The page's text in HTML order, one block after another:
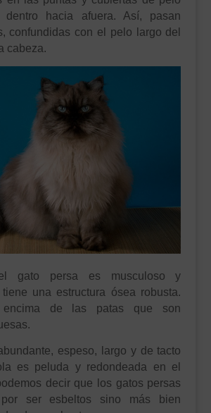
hacia afuera. Así, pasan
confundidas con el pelo largo del
cabeza.
gato persa es musculoso y
una estructura ósea robusta.
encima de las patas que son
espeso, largo y de tacto
es peluda y redondeada en el
decir que los gatos persas
ser esbeltos sino más bien